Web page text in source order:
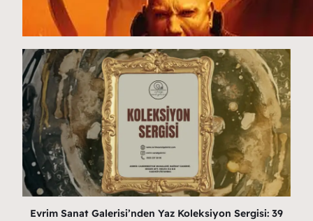
Evrim Sanat Galerisi’nden Yaz Koleksiyon Sergisi: 39